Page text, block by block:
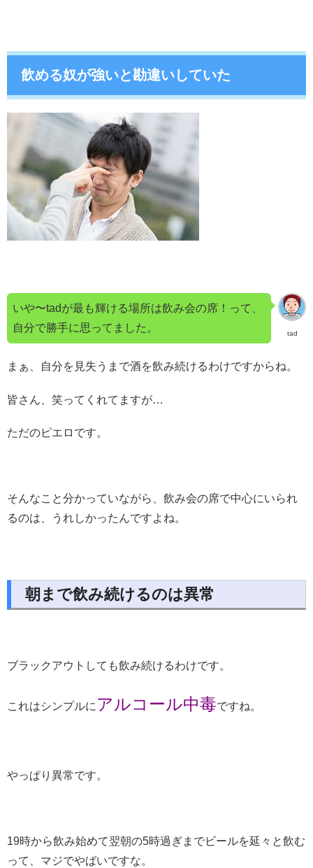
飲める奴が強いと勘違いしていた
tad
いや〜tadが最も輝ける場所は飲み会の席！って、
自分で勝手に思ってました。
まぁ、自分を見失うまで酒を飲み続けるわけですからね。
皆さん、笑ってくれてますが…
ただのピエロです。
そんなこと分かっていながら、飲み会の席で中心にいられ
るのは、うれしかったんですよね。
朝まで飲み続けるのは異常
ブラックアウトしても飲み続けるわけです。
これはシンプルに アルコール中毒ですね。
やっぱり異常です。
19時から飲み始めて翌朝の5時過ぎまでビールを延々と飲む
って、マジでやばいですな。